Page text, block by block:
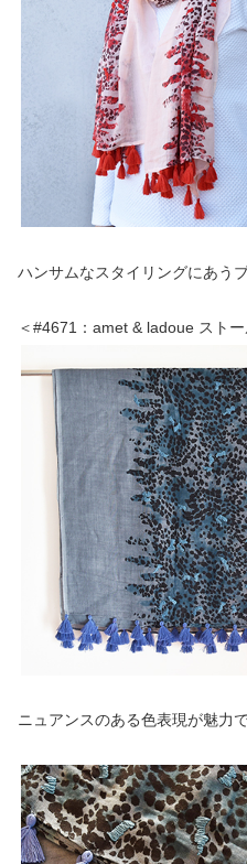
ハンサムなスタイリングにあうブ
＜#4671：amet & ladoue スト
ニュアンスのある色表現が魅力で